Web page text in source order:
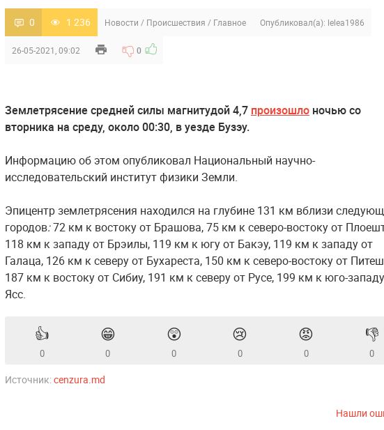
0 1 236 Новости / Происшествия / Главное Опубликовал(а): lelea1986
26-05-2021, 09:02 0
Землетрясение средней силы магнитудой 4,7 произошло ночью со
вторника на среду, около 00:30, в уезде Бузэу.
Информацию об этом опубликовал Национальный научно-
исследовательский институт физики Земли.
Эпицентр землетрясения находился на глубине 131 км вблизи
городов:72 км к востоку от Брашова, 75 км к северо-востоку от
118 км к западу от Брэилы, 119 км к югу от Бакэу, 119 км к западу от
Галаца, 126 км к северу от Бухареста, 150 км к северо-востоку от
187 км к востоку от Сибиу, 191 км к северу от Русе, 199 км к юго-
Ясс.
👍
0
😁
0
😲
0
😢
0
😡
0
👎
0
Источник:cenzura.md
Нашли